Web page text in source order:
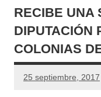
RECIBE UNA
DIPUTACIÓN
COLONIAS
25 septiembre, 2017